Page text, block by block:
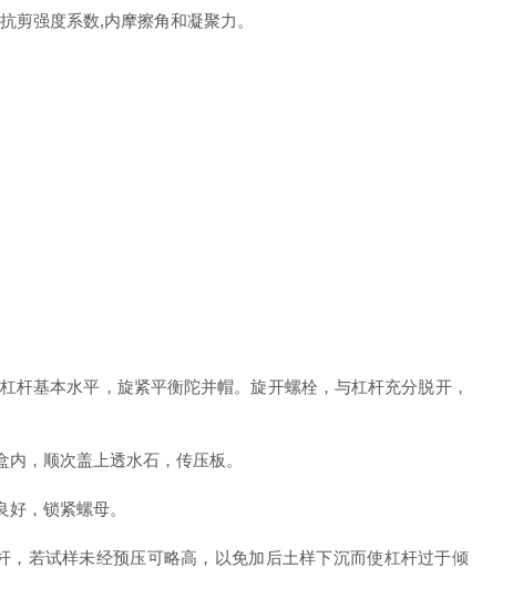
剪强度系数,内摩擦角和凝聚力。
基本水平，旋紧平衡陀并帽。旋开螺栓，与杠杆充分脱开，
，顺次盖上透水石，传压板。
，锁紧螺母。
若试样未经预压可略高，以免加后土样下沉而使杠杆过于倾